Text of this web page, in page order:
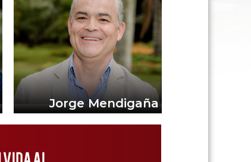
Jorge Mendigaña